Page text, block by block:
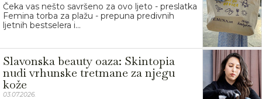
Čeka vas nešto savršeno za ovo ljeto - preslatka
Femina torba za plažu - prepuna predivnih
ljetnih bestselera i...
Slavonska beauty oaza: Skintopia
nudi vrhunske tretmane za njegu
kože
03.07.2026.